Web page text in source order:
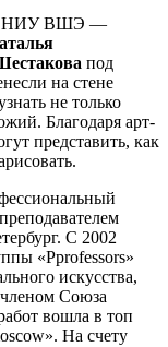
НИУ ВШЭ —
под
на стене
не только
Благодаря арт-
представить, как
С 2002
«Pprofessors»
искусства,
членом Союза
вошла в топ
На счету